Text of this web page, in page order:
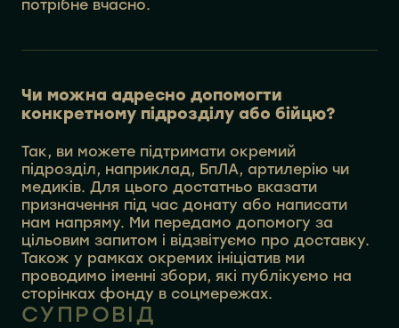
потрібне вчасно.
Чи можна адресно допомогти
конкретному підрозділу або бійцю?
Так, ви можете підтримати окремий
підрозділ, наприклад, БпЛА, артилерію чи
медиків. Для цього достатньо вказати
призначення під час донату або написати
нам напряму. Ми передамо допомогу за
цільовим запитом і відзвітуємо про доставку.
Також у рамках окремих ініціатив ми
проводимо іменні збори, які публікуємо на
сторінках фонду в соцмережах.
СУПРОВІД